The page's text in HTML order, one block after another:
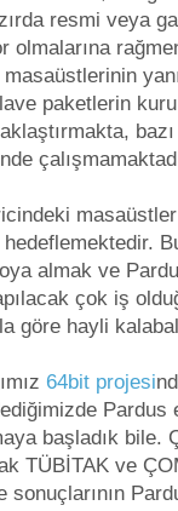
resmi veya
olmalarına
paketlerin
hedeflemektedir.
almak ve
çok iş
göre hayli
64bit projesi
Pardus
başladık bile.
TÜBİTAK ve